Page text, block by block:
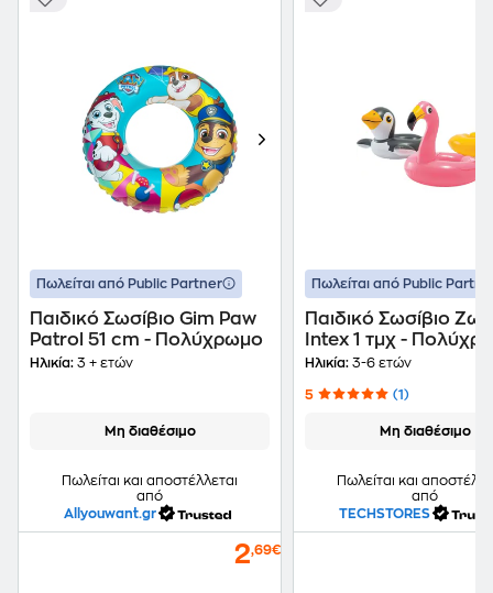
Πωλείται από Public Partner
Παιδικό Σωσίβιο Gim Paw
Patrol 51 cm - Πολύχρωμο
Ηλικία: 3 + ετών
Μη διαθέσιμο
Πωλείται και αποστέλλεται
από
Allyouwant.gr
2,69€
Πωλείται από Public
Παιδικό Σωσίβιο
Intex 1 τμχ -
Ηλικία: 3-6 ετών
5 (1)
Μη διαθέσιμο
Πωλείται και
από
TECHSTORES